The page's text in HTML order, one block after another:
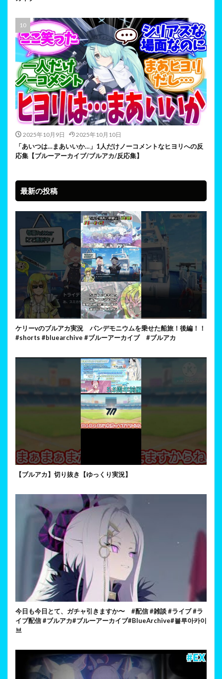
2025年10月9日 2025年10月10日
「あいつは…まあいいか…」1人だけノーコメントなヒヨリへの反
応集【ブルーアーカイブ/ブルアカ/反応集】
最新の投稿
ケリーvのブルアカ実況 パンデモニウムを乗せた船旅！後編！！
#shorts #bluearchive #ブルーアーカイブ #ブルアカ
【ブルアカ】切り抜き【ゆっくり実況】
今日も今日とて、ガチャ引きますか〜 #配信 #雑談 #ライブ #ラ
イブ配信 #ブルアカ#ブルーアーカイブ#BlueArchive#블루아카이
브